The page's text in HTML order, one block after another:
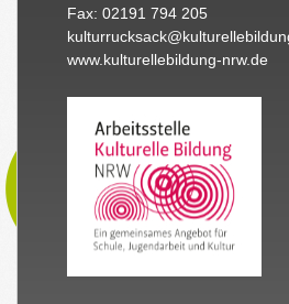
Fax: 02191 794 205
www.kulturellebildung-nrw.de